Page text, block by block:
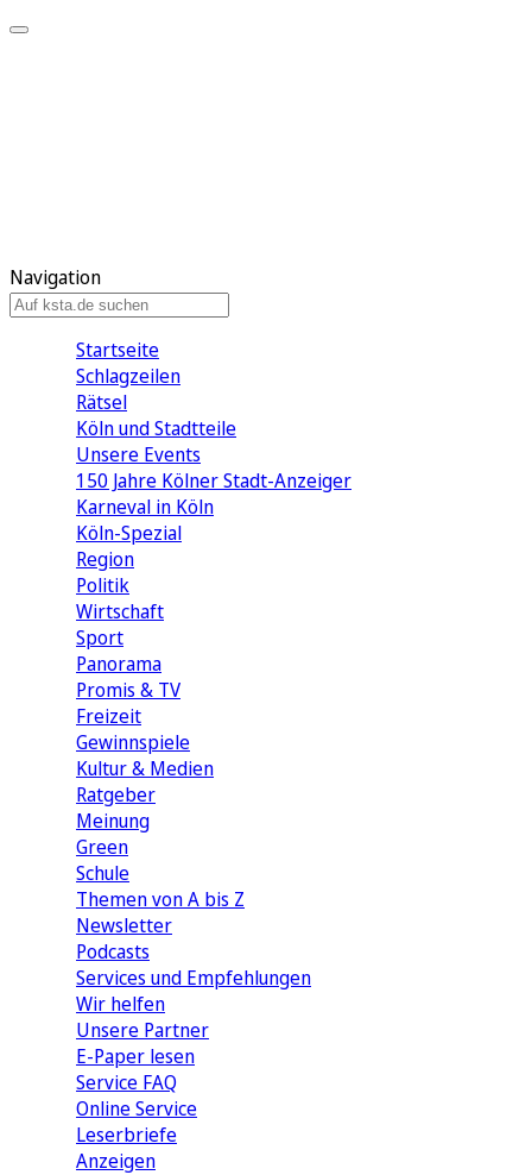
Navigation
Startseite
Schlagzeilen
Rätsel
Köln und Stadtteile
Unsere Events
150 Jahre Kölner Stadt-Anzeiger
Karneval in Köln
Köln-Spezial
Region
Politik
Wirtschaft
Sport
Panorama
Promis & TV
Freizeit
Gewinnspiele
Kultur & Medien
Ratgeber
Meinung
Green
Schule
Themen von A bis Z
Newsletter
Podcasts
Services und Empfehlungen
Wir helfen
Unsere Partner
E-Paper lesen
Service FAQ
Online Service
Leserbriefe
Anzeigen